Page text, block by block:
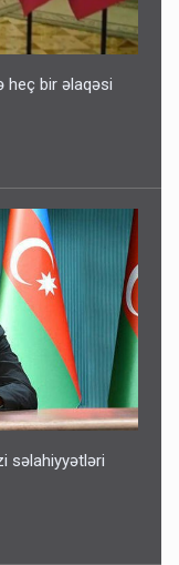
heç bir əlaqəsi
səlahiyyətləri